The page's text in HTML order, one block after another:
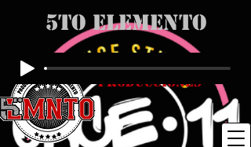
Producciones
5to Elemento